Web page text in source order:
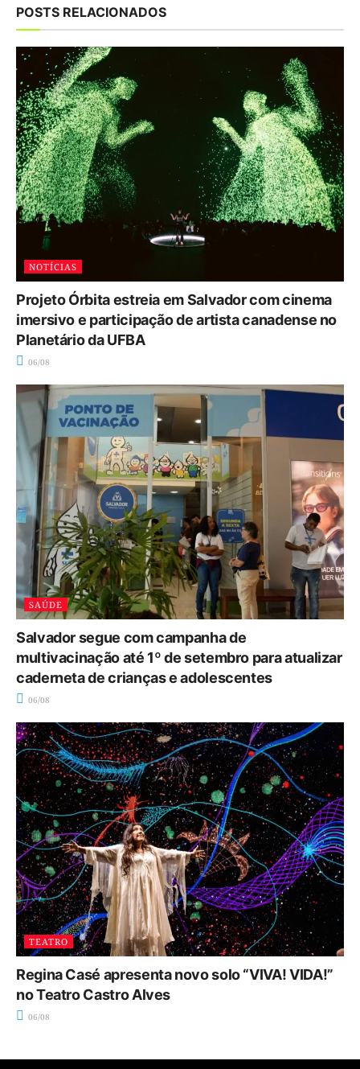
POSTS RELACIONADOS
NOTÍCIAS
Projeto Órbita estreia em Salvador com cinema
imersivo e participação de artista canadense no
Planetário da UFBA
06/08
SAÚDE
Salvador segue com campanha de
multivacinação até 1º de setembro para atualizar
caderneta de crianças e adolescentes
06/08
TEATRO
Regina Casé apresenta novo solo “VIVA! VIDA!”
no Teatro Castro Alves
06/08